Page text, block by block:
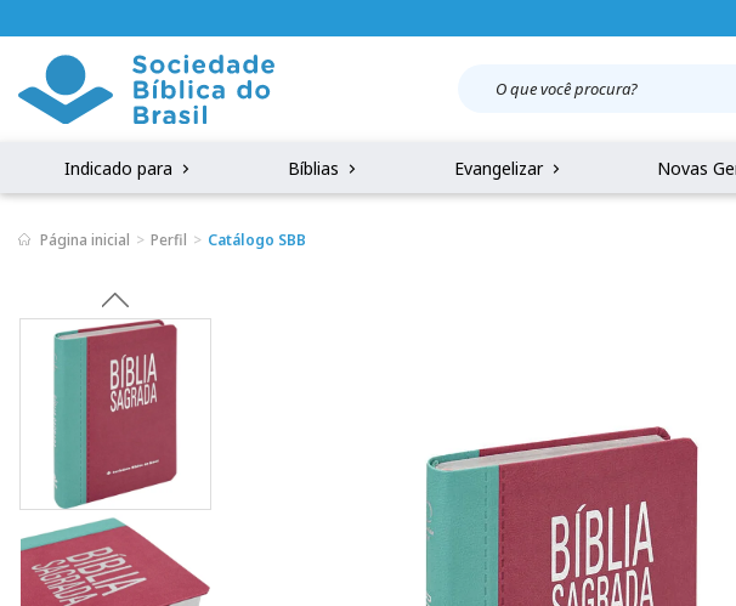
Indicado para Bíblias Evangelizar Novas
Página inicial Perfil Catálogo SBB